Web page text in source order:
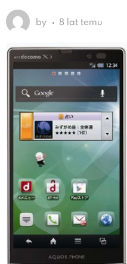
by 8 lat temu